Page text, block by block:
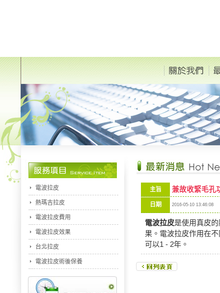
電波拉皮
熱瑪吉拉皮
電波拉皮費用
電波拉皮效果
台北拉皮
電波拉皮術後保養
主旨 兼故收緊毛孔
日期 2016-05-10 13:46:08
電波拉皮是使用真皮
果。電波拉皮作用在
可以1 - 2年。